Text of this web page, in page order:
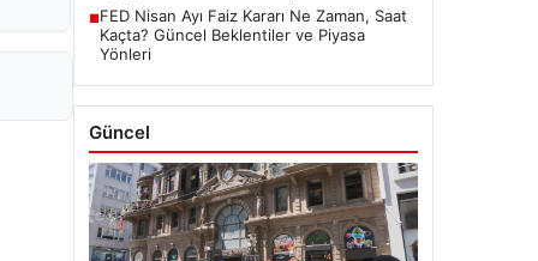
■FED Nisan Ayı Faiz Kararı Ne Zaman, Saat
Kaçta? Güncel Beklentiler ve Piyasa
Yönleri
Güncel